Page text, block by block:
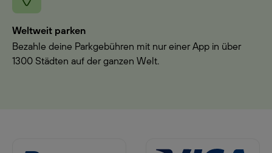
Weltweit parken
Bezahle deine Parkgebühren mit nur einer App in über
1300 Städten auf der ganzen Welt.